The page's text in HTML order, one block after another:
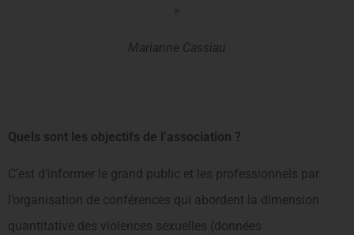
»
Marianne Cassiau
Quels sont les objectifs de l’association ?
C’est d’informer le grand public et les professionnels par
l’organisation de conférences qui abordent la dimension
quantitative des violences sexuelles (données